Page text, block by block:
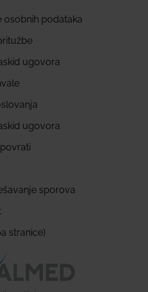
osobnih podataka
ugovora
ugovora
sporova
stranice)